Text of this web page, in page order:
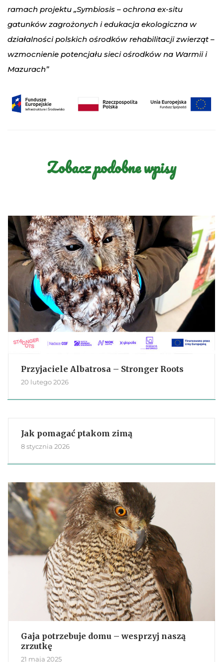
ramach projektu „Symbiosis – ochrona ex-situ
gatunków zagrożonych i edukacja ekologiczna w
działalności polskich ośrodków rehabilitacji zwierząt –
wzmocnienie potencjału sieci ośrodków na Warmii i
Mazurach”
Zobacz podobne wpisy
Przyjaciele Albatrosa – Stronger Roots
20 lutego 2026
Jak pomagać ptakom zimą
8 stycznia 2026
Gaja potrzebuje domu – wesprzyj naszą
zrzutkę
21 maja 2025